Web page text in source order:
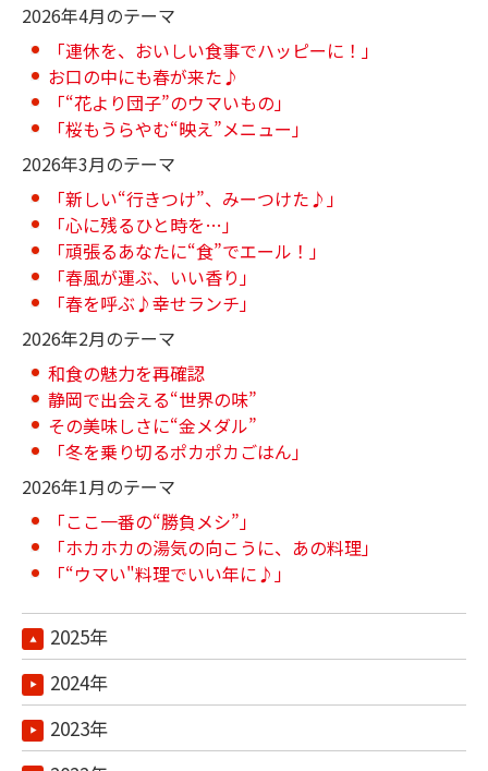
2026年4月のテーマ
「連休を、おいしい食事でハッピーに！」
お口の中にも春が来た♪
「“花より団子”のウマいもの」
「桜もうらやむ“映え”メニュー」
2026年3月のテーマ
「新しい“行きつけ”、みーつけた♪」
「心に残るひと時を…」
「頑張るあなたに“食”でエール！」
「春風が運ぶ、いい香り」
「春を呼ぶ♪幸せランチ」
2026年2月のテーマ
和食の魅力を再確認
静岡で出会える“世界の味”
その美味しさに“金メダル”
「冬を乗り切るポカポカごはん」
2026年1月のテーマ
「ここ一番の“勝負メシ”」
「ホカホカの湯気の向こうに、あの料理」
「“ウマい"料理でいい年に♪」
2025年
2024年
2023年